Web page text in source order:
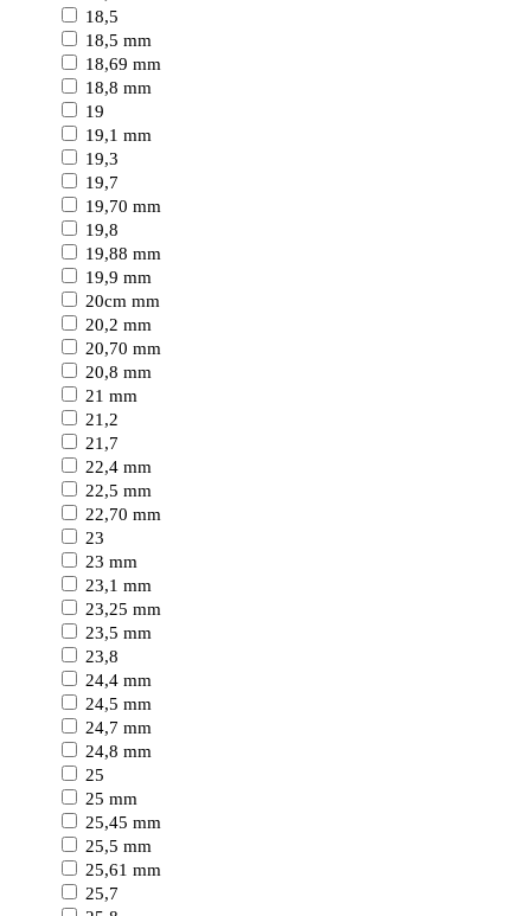
18,5
18,5 mm
18,69 mm
18,8 mm
19
19,1 mm
19,3
19,7
19,70 mm
19,8
19,88 mm
19,9 mm
20cm mm
20,2 mm
20,70 mm
20,8 mm
21 mm
21,2
21,7
22,4 mm
22,5 mm
22,70 mm
23
23 mm
23,1 mm
23,25 mm
23,5 mm
23,8
24,4 mm
24,5 mm
24,7 mm
24,8 mm
25
25 mm
25,45 mm
25,5 mm
25,61 mm
25,7